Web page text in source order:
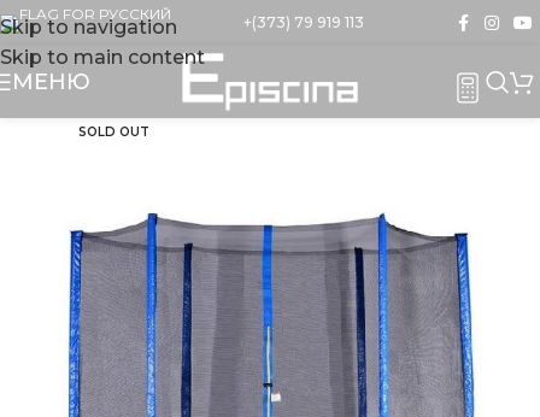
Skip to navigation
Skip to main content
+(373) 79 919 113
МЕНЮ
SOLD OUT